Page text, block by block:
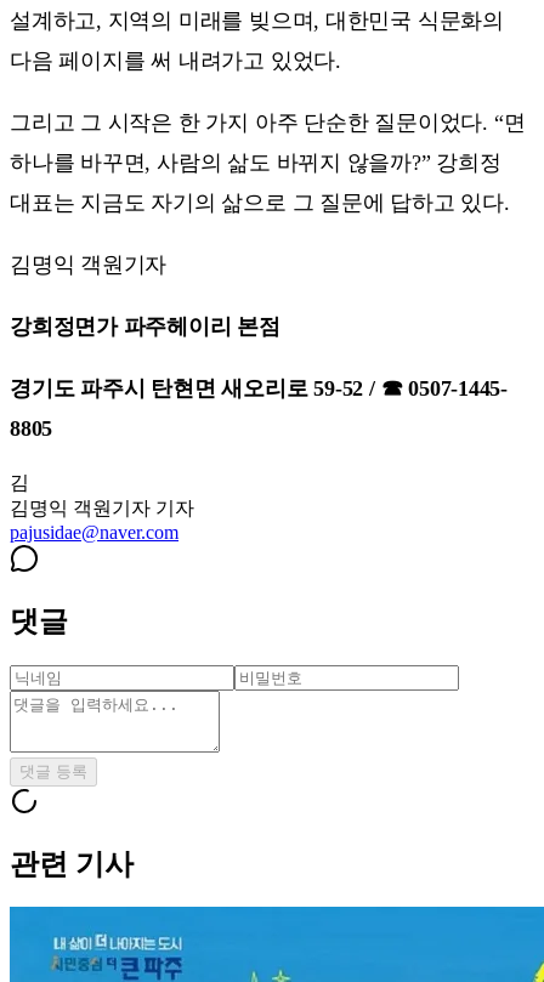
설계하고, 지역의 미래를 빚으며, 대한민국 식문화의
다음 페이지를 써 내려가고 있었다.
그리고 그 시작은 한 가지 아주 단순한 질문이었다. “면
하나를 바꾸면, 사람의 삶도 바뀌지 않을까?” 강희정
대표는 지금도 자기의 삶으로 그 질문에 답하고 있다.
김명익 객원기자
강희정면가 파주헤이리 본점
경기도 파주시 탄현면 새오리로 59-52 / ☎ 0507-1445-
8805
김
김명익 객원기자 기자
pajusidae@naver.com
댓글
댓글 등록
관련 기사